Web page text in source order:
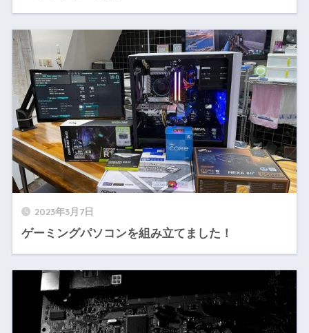
2023年3月7日
ゲーミングパソコンを組み立てました！